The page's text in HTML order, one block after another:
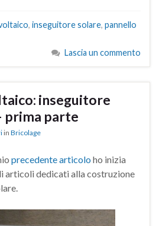
, inseguitore solare, pannello
Lascia un commento
inseguitore
prima parte
in Bricolage
precedente articolo ho inizia
articoli dedicati alla costruzione